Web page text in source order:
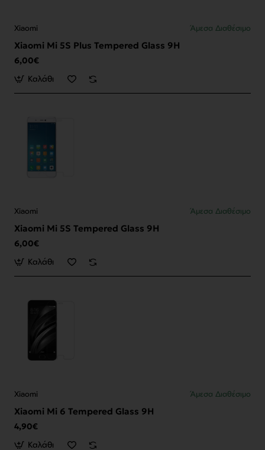
Xiaomi Άμεσα Διαθέσιμο
Xiaomi Mi 5S Plus Tempered Glass 9H
6,00€
Καλάθι
Xiaomi Άμεσα Διαθέσιμο
Xiaomi Mi 5S Tempered Glass 9H
6,00€
Καλάθι
Xiaomi Άμεσα Διαθέσιμο
Xiaomi Mi 6 Tempered Glass 9H
4,90€
Καλάθι